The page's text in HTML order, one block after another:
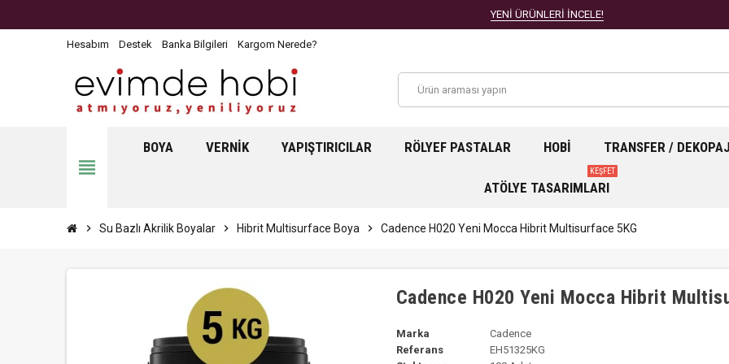
YENİ ÜRÜNLERİ İNCELE!
Hesabım Destek Banka Bilgileri Kargom Nerede?
view_headline
BOYA VERNIK YAPIŞTIRICILAR RÖLYEF PASTALAR HOBI TRANSFER / DEKOPAJ
ATÖLYE TASARIMLARI
KEŞFET
chevron_right Su Bazlı Akrilik Boyalar chevron_right Hibrit Multisurface Boya chevron_right Cadence H020 Yeni Mocca Hibrit Multisurface 5KG
Cadence H020 Yeni Mocca Hibrit
Marka
Cadence
Referans
EH51325KG